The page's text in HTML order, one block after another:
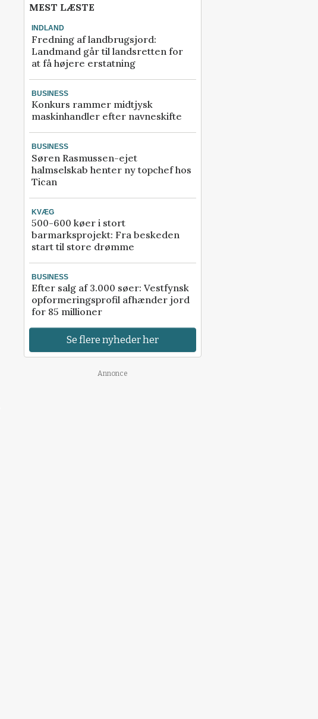
MEST LÆSTE
INDLAND
Fredning af landbrugsjord:
Landmand går til landsretten for
at få højere erstatning
BUSINESS
Konkurs rammer midtjysk
maskinhandler efter navneskifte
BUSINESS
Søren Rasmussen-ejet
halmselskab henter ny topchef hos
Tican
KVÆG
500-600 køer i stort
barmarksprojekt: Fra beskeden
start til store drømme
BUSINESS
Efter salg af 3.000 søer: Vestfynsk
opformeringsprofil afhænder jord
for 85 millioner
Se flere nyheder her
Annonce